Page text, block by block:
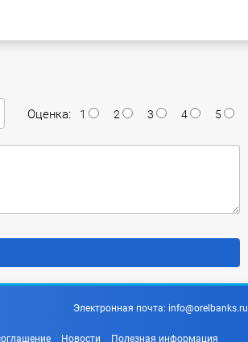
Оценка: 1 2 3 4 5
Электронная почта: info@orelbanks.ru
Новости Полезная информация